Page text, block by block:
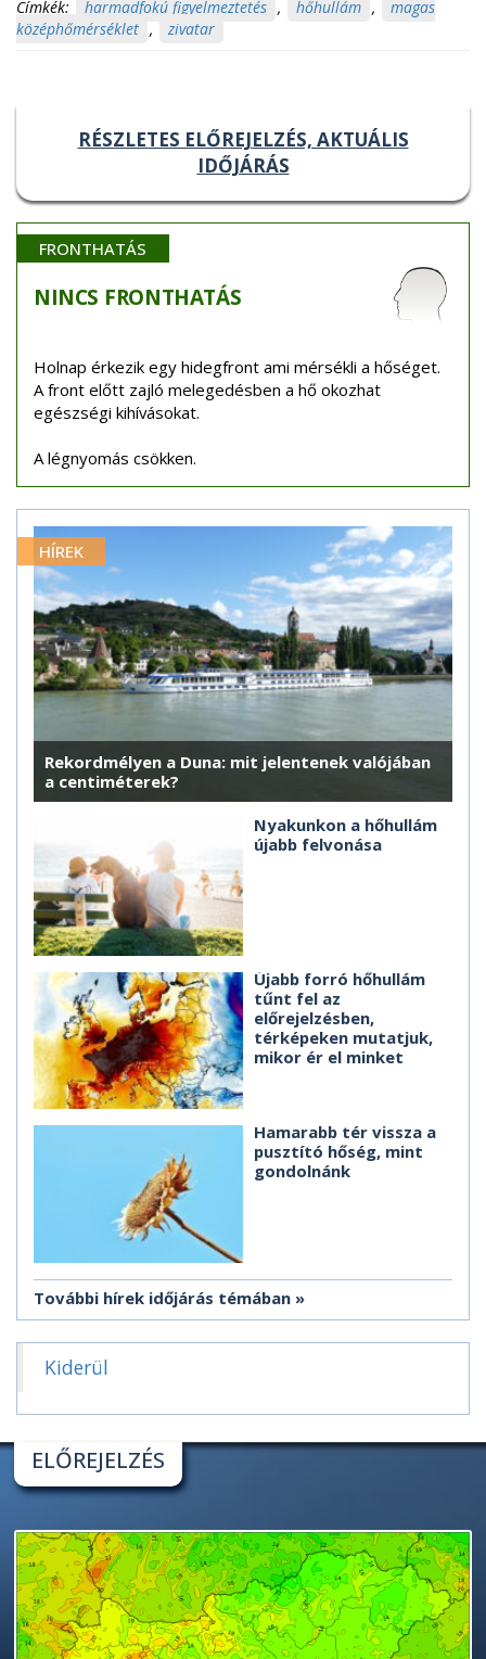
Címkék: harmadfokú figyelmeztetés , hőhullám ,
magas
középhőmérséklet , zivatar
RÉSZLETES ELŐREJELZÉS, AKTUÁLIS
IDŐJÁRÁS
FRONTHATÁS
NINCS FRONTHATÁS
Holnap érkezik egy hidegfront ami mérsékli a hőséget.
A front előtt zajló melegedésben a hő okozhat
egészségi kihívásokat.
A légnyomás csökken.
HÍREK
Rekordmélyen a Duna: mit jelentenek valójában
a centiméterek?
Nyakunkon a hőhullám
újabb felvonása
Újabb forró hőhullám
tűnt fel az
előrejelzésben,
térképeken mutatjuk,
mikor ér el minket
Hamarabb tér vissza a
pusztító hőség, mint
gondolnánk
További hírek időjárás témában
Kiderül
ELŐREJELZÉS